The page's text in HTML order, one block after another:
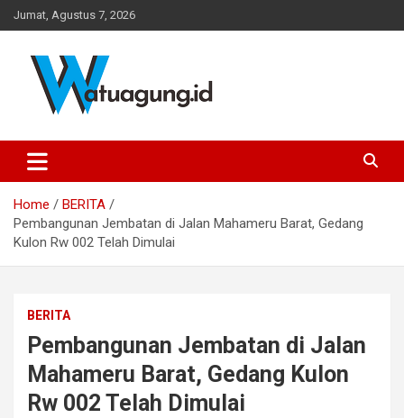
Skip
to
Jumat, Agustus 7, 2026
Watuagung.ID
Banyumas, Jawa Tengah
Home
BERITA
Pembangunan Jembatan di Jalan Mahameru Barat, Gedang
Kulon Rw 002 Telah Dimulai
BERITA
Pembangunan Jembatan di Jalan
Mahameru Barat, Gedang Kulon
Rw 002 Telah Dimulai